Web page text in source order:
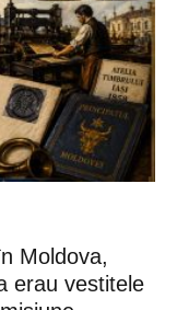
Moldova,
erau vestitele